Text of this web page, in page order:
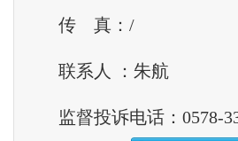
传 真：/
联系人 ：朱航
监督投诉电话：0578-